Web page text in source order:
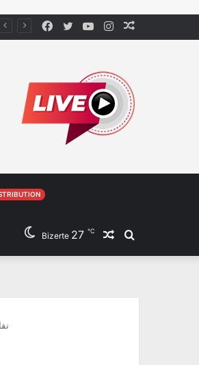
Instagram
YouTube
Twitter
Facebook
Rechercher
Article
Bizerte 27 ℃